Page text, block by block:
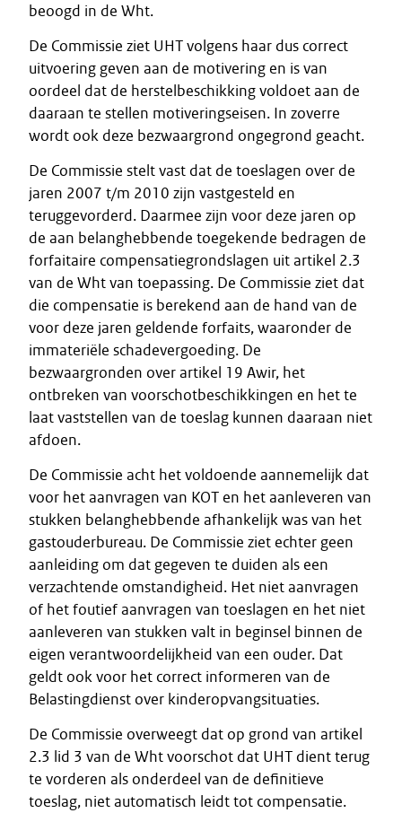
beoogd in de Wht.
De Commissie ziet UHT volgens haar dus correct
uitvoering geven aan de motivering en is van
oordeel dat de herstelbeschikking voldoet aan de
daaraan te stellen motiveringseisen. In zoverre
wordt ook deze bezwaargrond ongegrond geacht.
De Commissie stelt vast dat de toeslagen over de
jaren 2007 t/m 2010 zijn vastgesteld en
teruggevorderd. Daarmee zijn voor deze jaren op
de aan belanghebbende toegekende bedragen de
forfaitaire compensatiegrondslagen uit artikel 2.3
van de Wht van toepassing. De Commissie ziet dat
die compensatie is berekend aan de hand van de
voor deze jaren geldende forfaits, waaronder de
immateriële schadevergoeding. De
bezwaargronden over artikel 19 Awir, het
ontbreken van voorschotbeschikkingen en het te
laat vaststellen van de toeslag kunnen daaraan niet
afdoen.
De Commissie acht het voldoende aannemelijk dat
voor het aanvragen van KOT en het aanleveren van
stukken belanghebbende afhankelijk was van het
gastouderbureau. De Commissie ziet echter geen
aanleiding om dat gegeven te duiden als een
verzachtende omstandigheid. Het niet aanvragen
of het foutief aanvragen van toeslagen en het niet
aanleveren van stukken valt in beginsel binnen de
eigen verantwoordelijkheid van een ouder. Dat
geldt ook voor het correct informeren van de
Belastingdienst over kinderopvangsituaties.
De Commissie overweegt dat op grond van artikel
2.3 lid 3 van de Wht voorschot dat UHT dient terug
te vorderen als onderdeel van de definitieve
toeslag, niet automatisch leidt tot compensatie.